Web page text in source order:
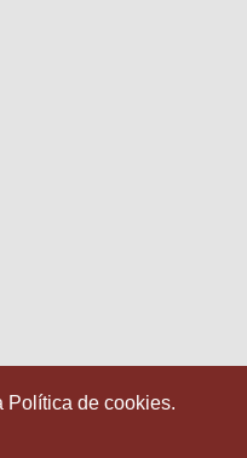
Política de cookies.